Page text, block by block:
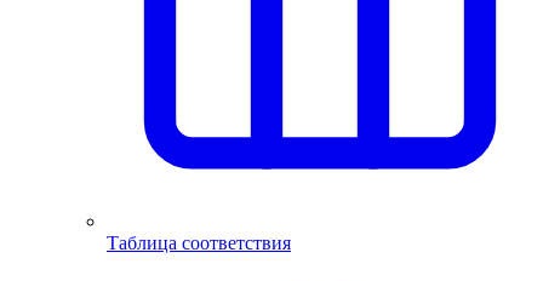
Таблица соответствия